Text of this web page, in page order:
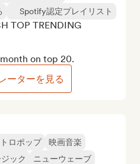
ロポップ
映画音楽
ック
ニューウェーブ
Spotify認定プレイリスト
TOP TRENDING
on top 20.
ーターを見る